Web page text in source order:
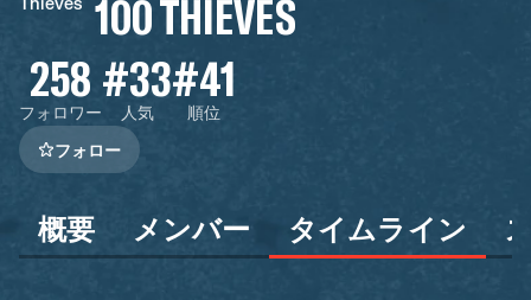
100 THIEVES
258
フォロワー
#33
人気
#41
順位
フォロー
概要 メンバー タイムライン